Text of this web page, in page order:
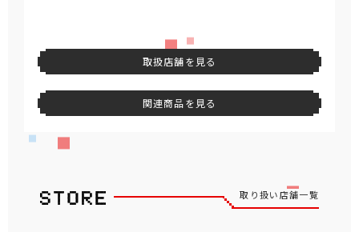
取扱店舗を見る
関連商品を見る
取り扱い店舗一覧